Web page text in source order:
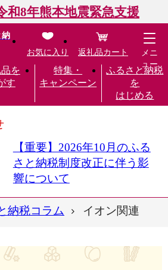
和8年熊本地震緊急支援
納
を
す
特集・
キャンペーン
ふるさと納税
を
はじめる
お気に入り 返礼品カート
メニ
ュー
【重要】2026年10月のふる
さと納税制度改正に伴う影
響について
納税コラム イオン関連